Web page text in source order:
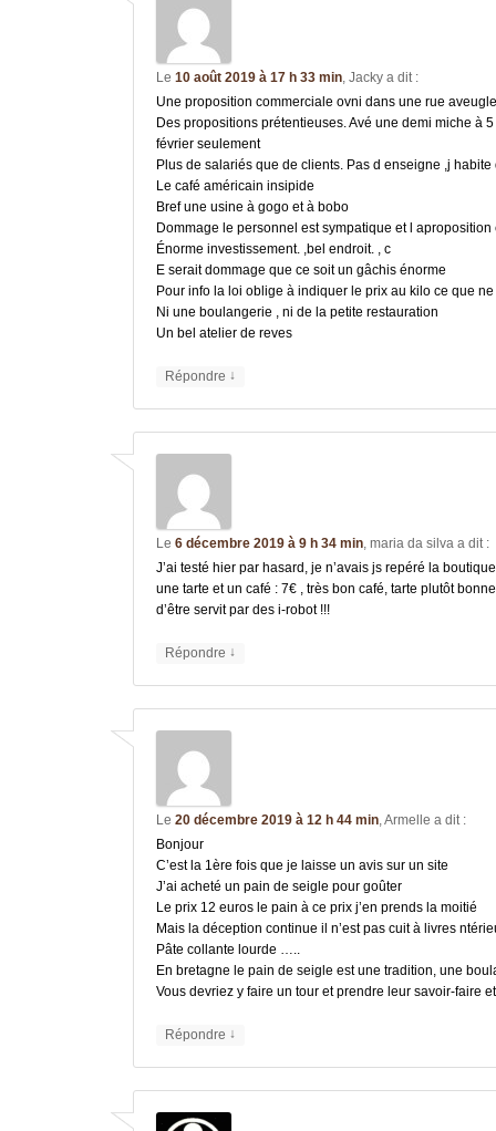
Le 10 août 2019 à 17 h 33 min, Jacky a dit :
Une proposition commerciale ovni dans une rue
Des propositions prétentieuses. Avé une demi miche à
février seulement
Plus de salariés que de clients. Pas d enseigne ,j
Le café américain insipide
Bref une usine à gogo et à bobo
Dommage le personnel est sympatique et l aproposition
Énorme investissement. ,bel endroit. , c
E serait dommage que ce soit un gâchis énorme
Pour info la loi oblige à indiquer le prix au kilo ce que
Ni une boulangerie , ni de la petite restauration
Un bel atelier de reves
Répondre ↓
Le 6 décembre 2019 à 9 h 34 min, maria da silva a dit :
J’ai testé hier par hasard, je n’avais js repéré la
une tarte et un café : 7€ , très bon café, tarte plutôt
d’être servit par des i-robot !!!
Répondre ↓
Le 20 décembre 2019 à 12 h 44 min,Armelle a dit :
Bonjour
C’est la 1ère fois que je laisse un avis sur un site
J’ai acheté un pain de seigle pour goûter
Le prix 12 euros le pain à ce prix j’en prends la moitié
Mais la déception continue il n’est pas cuit à livres
Pâte collante lourde …..
En bretagne le pain de seigle est une tradition, une
Vous devriez y faire un tour et prendre leur savoir-faire
Répondre ↓